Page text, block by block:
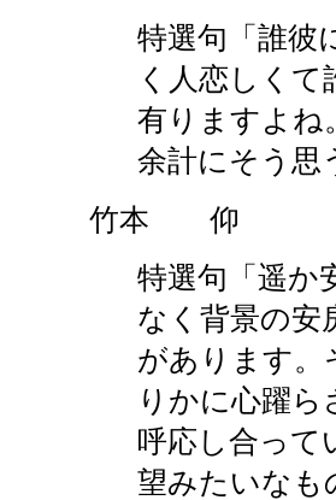
特選句「誰彼
く人恋しく
有りますよね
余計にそう思
竹本 仰
特選句「遥か
なく背景の安
があります。
りかに心躍
呼応し合って
望みたいなも